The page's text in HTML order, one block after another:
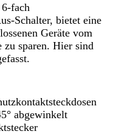
fach
Schalter, bietet eine
Geräte vom
sparen. Hier sind
abgewinkelt